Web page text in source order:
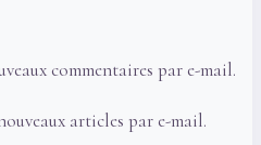
commentaires par e-mail.
articles par e-mail.